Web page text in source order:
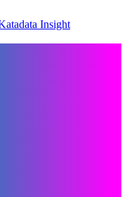
Insight